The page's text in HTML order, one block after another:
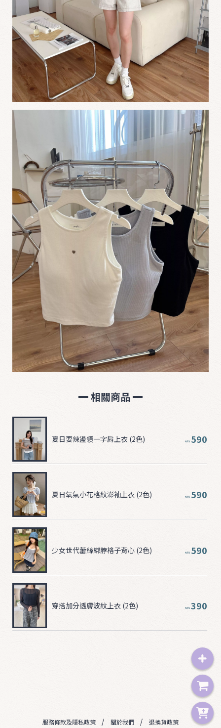
相關商品
NT$ 590
夏日耍辣盪領一字肩上衣 (2色)
NT$ 590
夏日氧氣小花格紋澎袖上衣 (2色)
NT$ 590
少女世代蕾絲綁脖格子背心 (2色)
NT$ 390
穿搭加分透膚波紋上衣 (2色)
服務條款及隱私政策 關於我們 退換貨政策